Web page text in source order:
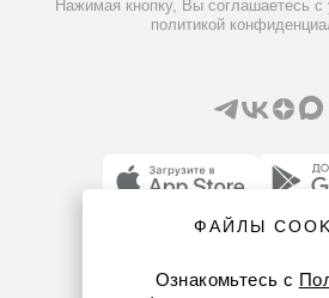
Нажимая кнопку, Вы соглашаетесь
политикой
+7 (843) 210-
ФАЙЛЫ
Ознакомьтесь с